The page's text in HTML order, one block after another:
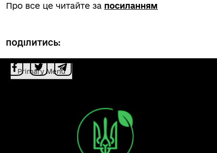
Про все це читайте за посиланням
ПОДІЛИТИСЬ:
Primary Menu